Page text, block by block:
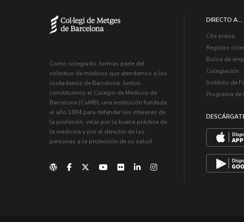
Como colegiado, formas parte del
colectivo de médicos que atendemos a los
ciudadanos de Barcelona. Juntos
constituimos el Colegio de Médicos de
Barcelona (CoMB), una institución fundada
el año 1894 para defender los intereses de
la profesión, velar por la buena práctica de
la medicina y por el derecho de las
personas a la protección de su salud.
DIRECTO A...
Cita previa
Registro
Bolsa de
Colegiación
Instituto de
Programa de